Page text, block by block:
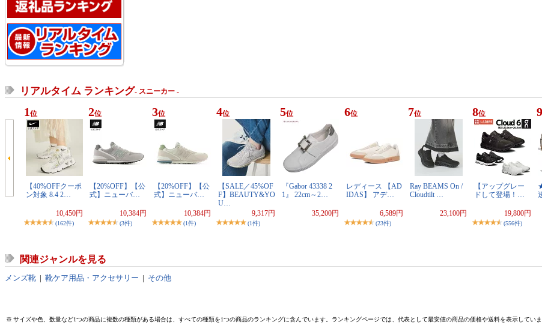
リアルタイム ランキング- スニーカー -
1 位
【40%OFFクーポ
ン対象 8.4 2…
10,450円
(162件)
2位
【20%OFF】【公
式】ニューバ…
10,384円
(3件)
3位
【20%OFF】【公
式】ニューバ…
10,384円
(1件)
4位
【SALE／45%OF
F】BEAUTY&YO
U…
9,317円
(1件)
5位
『Gabor 43338 2
1』 22cm～2…
35,200円
6位
レディース 【AD
IDAS】 アデ…
6,589円
(23件)
7位
Ray BEAMS On /
Cloudtilt …
23,100円
8位
【アップグレー
ドして登場！…
19,800円
(556件)
9
関連ジャンルを見る
メンズ靴 | 靴ケア用品・アクセサリー | その他
※ サイズや色、数量など1つの商品に複数の種類がある場合は、すべての種類を1つの商品のランキングに含んでいます。ランキングページでは、代表として最安値の商品の価格や送料を表示していま